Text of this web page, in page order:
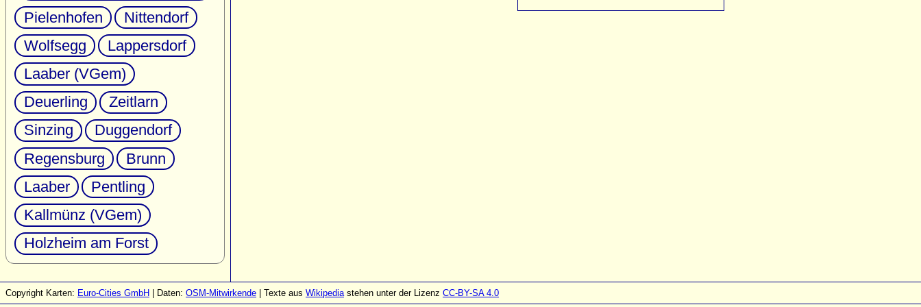
Pielenhofen
Nittendorf
Wolfsegg
Lappersdorf
Laaber (VGem)
Deuerling
Zeitlarn
Sinzing
Duggendorf
Regensburg
Brunn
Laaber
Pentling
Kallmünz (VGem)
Holzheim am Forst
Copyright Karten: Euro-Cities GmbH | Daten: OSM-Mitwirkende | Texte aus Wikipediastehen unter der Lizenz CC-BY-SA 4.0